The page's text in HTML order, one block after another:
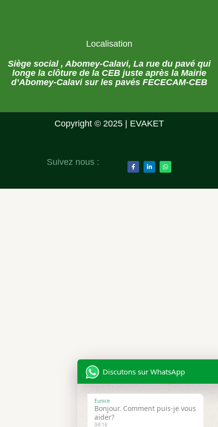
Localisation
Siège social , Abomey-Calavi, La rue du pavé qui
longe la clôture de la CEB juste après la Mairie
d’Abomey-Calavi sur les pavés FECECAM-CEB
Copyright © 2025 | EVAKET
Suivez nous :
F
a
i
W
h
Discutons sur WhatsApp
Eunice
Bonjour. Comment puis-je vous
aider?
04:16